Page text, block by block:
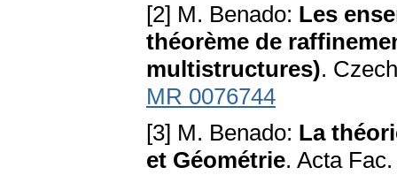
[2] M. Benado: Les
théorème de
multistructures).
MR 0076744
[3] M. Benado: La
et Géométrie. Acta